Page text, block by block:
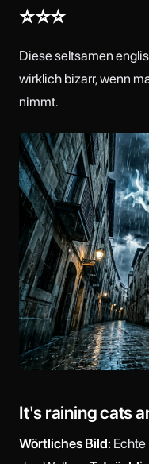
⭐⭐⭐
Diese seltsamen
wirklich bizarr, wenn
nimmt.
It's raining cats
Wörtliches Bild: Echte